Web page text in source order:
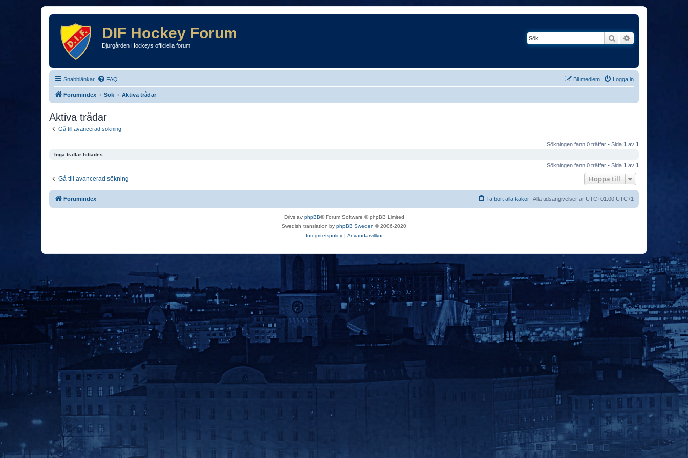
DIF Hockey Forum
Djurgården Hockeys officiella forum
Sök
Snabblänkar FAQ Logga in
Bli medlem
Forumindex Sök Aktiva trådar
Aktiva trådar
Gå till avancerad sökning
Sökningen fann 0 träffar • Sida 1 av 1
Inga träffar hittades.
Sökningen fann 0 träffar • Sida 1 av 1
Gå till avancerad sökning Hoppa till
Forumindex Alla tidsangivelser är UTC+01:00 UTC+1
Ta bort alla kakor
Drivs av phpBB® Forum Software © phpBB Limited
Swedish translation by phpBB Sweden © 2006-2020
Integritetspolicy| Användarvillkor